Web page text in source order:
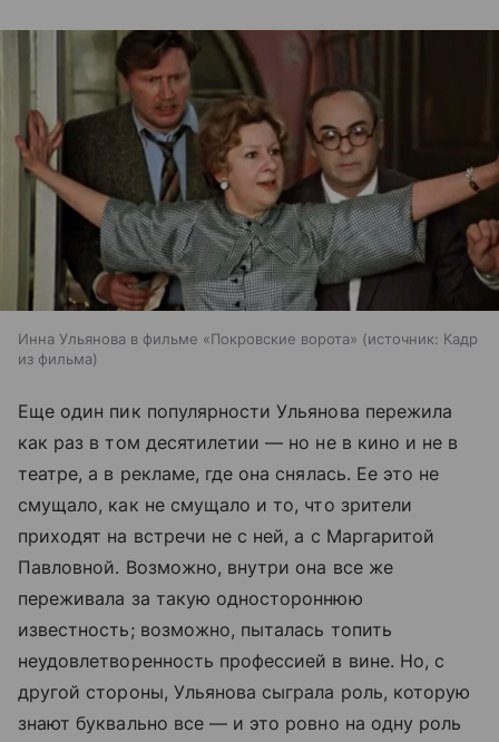
Инна Ульянова в фильме «Покровские ворота» источник: Кадр
из фильма
Еще один пик популярности Ульянова пережила
как раз в том десятилетии — но не в кино и не в
театре, а в рекламе, где она снялась. Ее это не
смущало, как не смущало и то, что зрители
приходят на встречи не с ней, а с Маргаритой
Павловной. Возможно, внутри она все же
переживала за такую одностороннюю
известность; возможно, пыталась топить
неудовлетворенность профессией в вине. Но, с
другой стороны, Ульянова сыграла роль, которую
знают буквально все — и это ровно на одну роль